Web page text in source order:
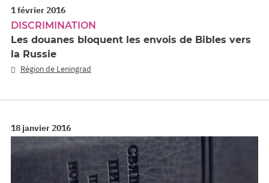
1 février 2016
DISCRIMINATION
Les douanes bloquent les envois de Bibles vers
la Russie
Région de Leningrad
18 janvier 2016